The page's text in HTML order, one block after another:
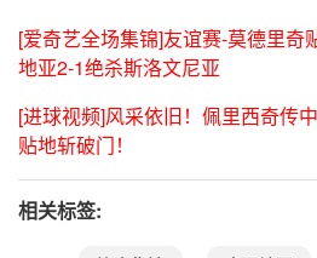
[爱奇艺全场集锦]友谊赛-莫德里奇
地亚2-1绝杀斯洛文尼亚
[进球视频]风采依旧！佩里西奇传
贴地斩破门！
相关标签: